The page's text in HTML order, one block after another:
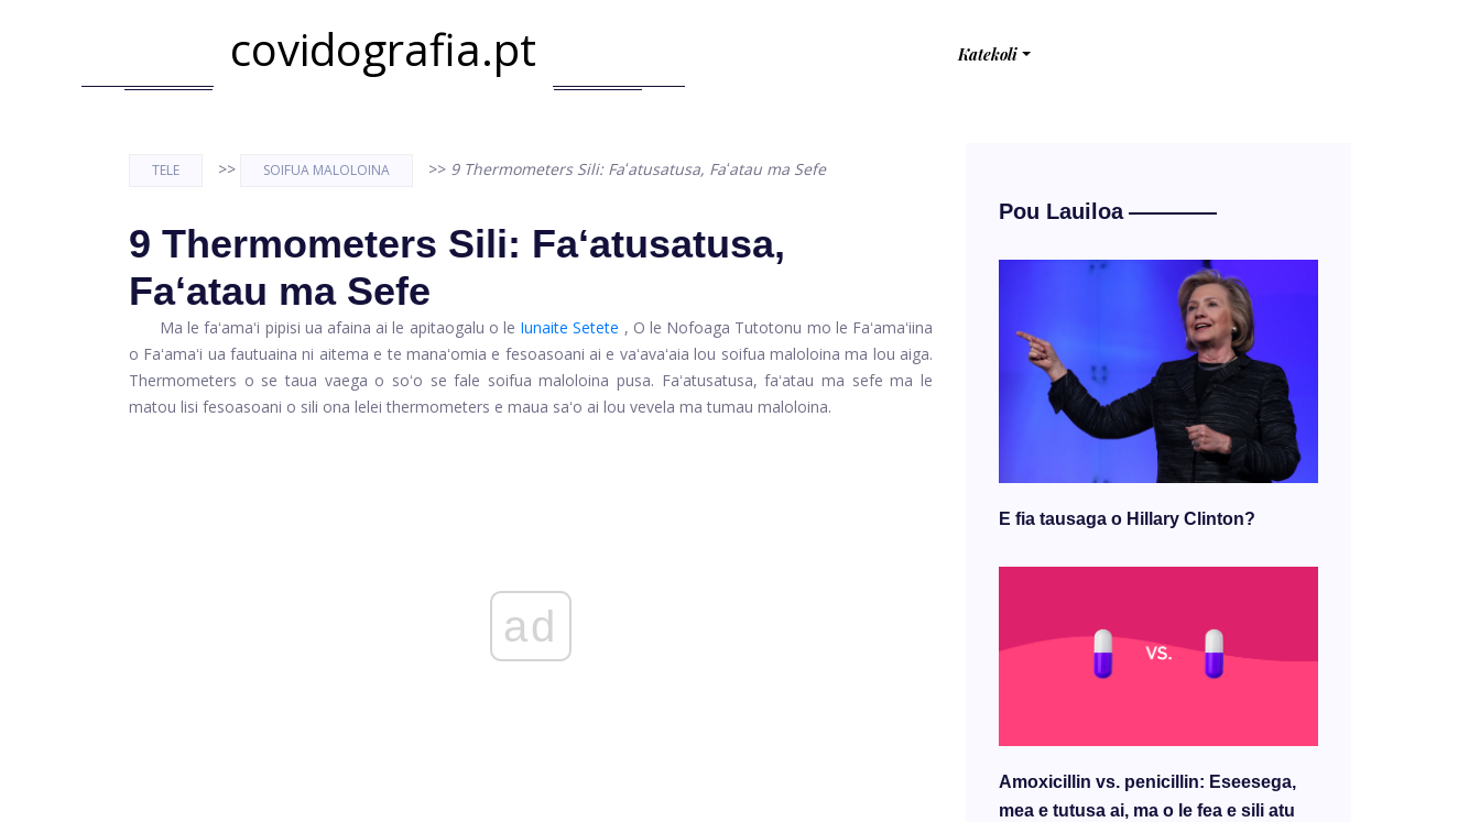
covidografia.pt Katekoli
TELE >> SOIFUA MALOLOINA >> 9 Thermometers Sili: Faʻatusatusa, Faʻatau ma Sefe
9 Thermometers Sili: Faʻatusatusa,
Faʻatau ma Sefe
Ma le faʻamaʻi pipisi ua afaina ai le apitaogalu o le Iunaite Setete , O le Nofoaga Tutotonu mo le Faʻamaʻiina
o Faʻamaʻi ua fautuaina ni aitema e te manaʻomia e fesoasoani ai e vaʻavaʻaia lou soifua maloloina ma lou aiga.
Thermometers o se taua vaega o soʻo se fale soifua maloloina pusa. Faʻatusatusa, faʻatau ma sefe ma le
matou lisi fesoasoani o sili ona lelei thermometers e maua saʻo ai lou vevela ma tumau maloloina.
ad
Pou Lauiloa
E fia tausaga o Hillary Clinton?
Amoxicillin vs. penicillin: Eseesega,
mea e tutusa ai, ma o le fea e sili atu